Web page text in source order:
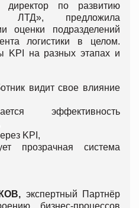
директор по развитию
ЛТД», предложила
оценки подразделений
логистики в целом.
KPI на разных этапах и
видит свое влияние
эффективность
KPI,
прозрачная система
, экспертный Партнёр